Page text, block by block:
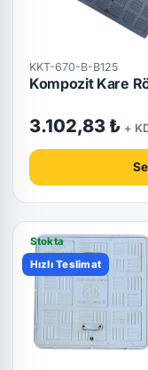
KKT-670-B-B125
Kompozit Kare
3.102,83 ₺ +
Stokta
Hızlı Teslimat